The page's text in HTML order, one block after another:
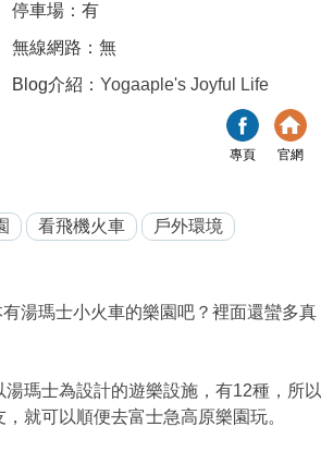
停車場：有
無線網路：無
Blog介紹：Yogaaple's Joyful Life
專頁 官網
看飛機火車
戶外環境
湯瑪士小火車的樂園吧？裡面還蠻多真
瑪士為設計的遊樂設施，有12種，所以
就可以順便去富士急高原樂園玩。